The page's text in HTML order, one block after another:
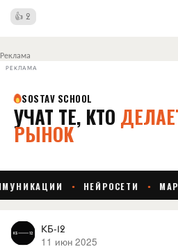
2
Реклама
РЕКЛАМА
КБ-12
11 июн 2025